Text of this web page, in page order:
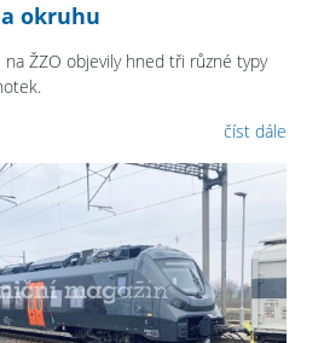
okruhu
ŽZO objevily hned tři různé typy
číst dále